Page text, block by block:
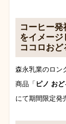
コーヒー
をイメージ
ココロおど
森永乳業のロン
商品「 ピノ お
にて期間限定発